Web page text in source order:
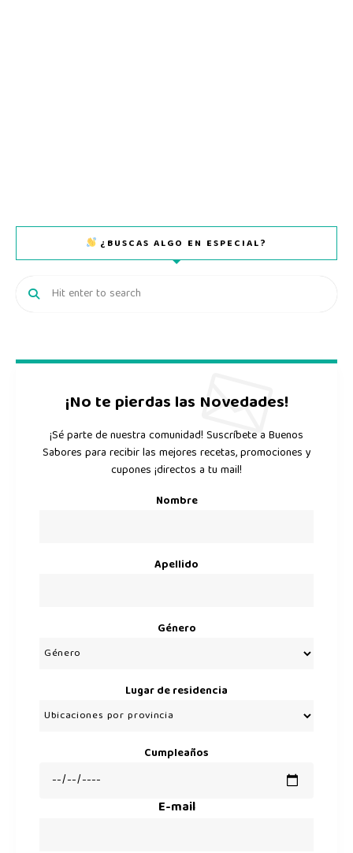
¿BUSCAS ALGO EN ESPECIAL?
¡No te pierdas las Novedades!
¡Sé parte de nuestra comunidad! Suscríbete a Buenos
Sabores para recibir las mejores recetas, promociones y
cupones ¡directos a tu mail!
Nombre
Apellido
Género
Lugar de residencia
Cumpleaños
E-mail